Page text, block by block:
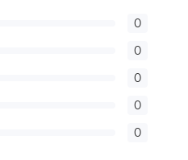
0
0
0
0
0